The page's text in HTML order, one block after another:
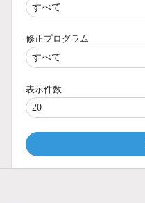
修正プログラム
表示件数